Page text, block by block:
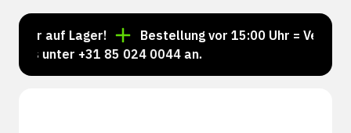
auf Lager!
Bestellung vor 15:00 Uhr = Versand
unter +31 85 024 0044 an.